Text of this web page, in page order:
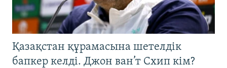
Қазақстан құрамасына шетелдік
бапкер келді. Джон ван’т Схип кім?